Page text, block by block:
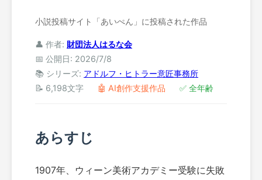
小説投稿サイト「あいぺん」に投稿された作品
👤 作者: 財団法人はるな会
📅 公開日: 2026/7/8
📚 シリーズ: アドルフ・ヒトラー意匠事務所
📝 6,198文字
🤖 AI創作支援作品 ✅ 全年齢
あらすじ
1907年、ウィーン美術アカデミー受験に失敗